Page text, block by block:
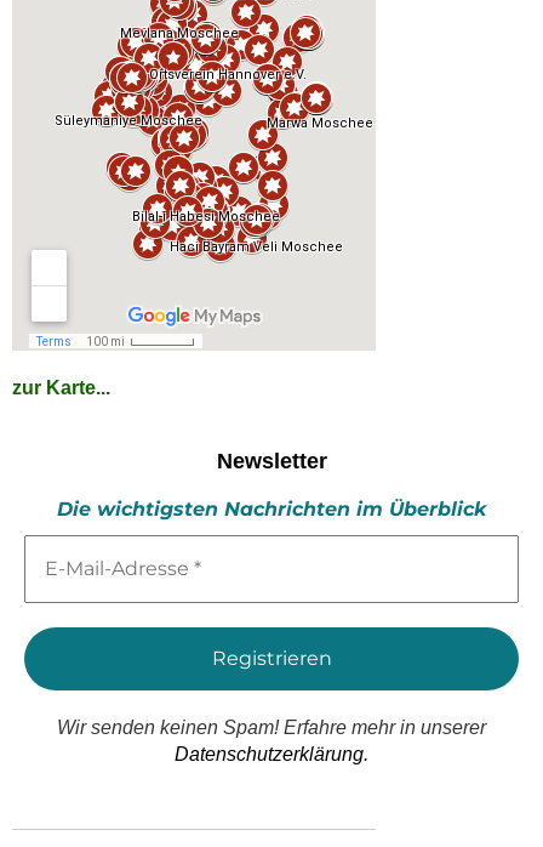
zur Karte...
Newsletter
Die wichtigsten Nachrichten im Überblick
Mail-
*
Wir senden keinen Spam! Erfahre mehr in unserer
Datenschutzerklärung.